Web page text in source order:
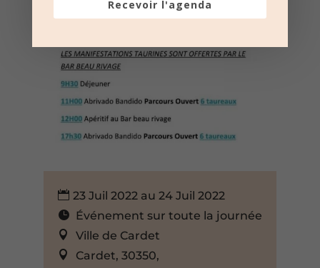
23 Juil 2022 au 24 Juil 2022
Événement sur toute la journée
Ville de Cardet
Cardet, 30350,
Recevoir l'agenda